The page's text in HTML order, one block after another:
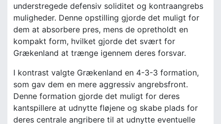
understregede defensiv soliditet og kontraangrebs
muligheder. Denne opstilling gjorde det muligt for
dem at absorbere pres, mens de opretholdt en
kompakt form, hvilket gjorde det svært for
Grækenland at trænge igennem deres forsvar.
I kontrast valgte Grækenland en 4-3-3 formation,
som gav dem en mere aggressiv angrebsfront.
Denne formation gjorde det muligt for deres
kantspillere at udnytte fløjene og skabe plads for
deres centrale angribere til at udnytte eventuelle